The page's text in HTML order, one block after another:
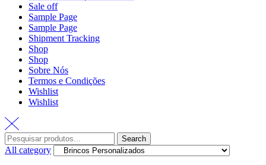
Sale off
Sample Page
Sample Page
Shipment Tracking
Shop
Shop
Sobre Nós
Termos e Condições
Wishlist
Wishlist
Search
for:
Search
All category